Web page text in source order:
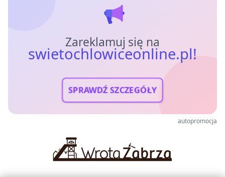
Zareklamuj się na
swietochlowiceonline.pl!
SPRAWDŹ SZCZEGÓŁY
autopromocja